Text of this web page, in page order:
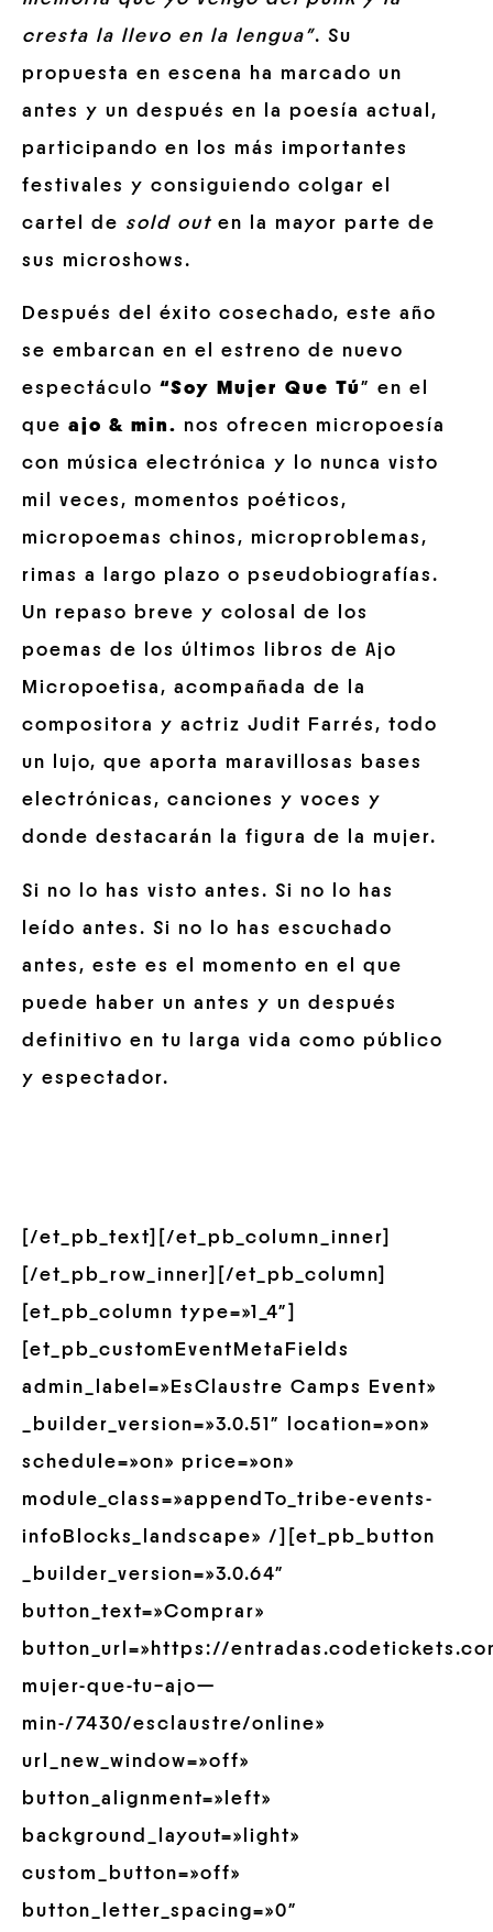
cresta la llevo en la lengua”. Su
propuesta en escena ha marcado un
antes y un después en la poesía actual,
participando en los más importantes
festivales y consiguiendo colgar el
cartel de sold out en la mayor parte de
sus microshows.
Después del éxito cosechado, este año
se embarcan en el estreno de nuevo
espectáculo “Soy Mujer Que Tú” en el
que ajo & min. nos ofrecen micropoesía
con música electrónica y lo nunca visto
mil veces, momentos poéticos,
micropoemas chinos, microproblemas,
rimas a largo plazo o pseudobiografías.
Un repaso breve y colosal de los
poemas de los últimos libros de Ajo
Micropoetisa, acompañada de la
compositora y actriz Judit Farrés, todo
un lujo, que aporta maravillosas bases
electrónicas, canciones y voces y
donde destacarán la figura de la mujer.
Si no lo has visto antes. Si no lo has
leído antes. Si no lo has escuchado
antes, este es el momento en el que
puede haber un antes y un después
definitivo en tu larga vida como público
y espectador.
[/et_pb_text][/et_pb_column_inner]
[/et_pb_row_inner][/et_pb_column]
[et_pb_column type=»1_4″]
[et_pb_customEventMetaFields
admin_label=»EsClaustre Camps Event»
_builder_version=»3.0.51″ location=»on»
schedule=»on» price=»on»
module_class=»appendTo_tribe-events-
infoBlocks_landscape» /][et_pb_button
_builder_version=»3.0.64″
button_text=»Comprar»
button_url=»https://
mujer-que-tu–ajo—
min-/7430/esclaustre/online»
url_new_window=»off»
button_alignment=»left»
background_layout=»light»
custom_button=»off»
button_letter_spacing=»0″